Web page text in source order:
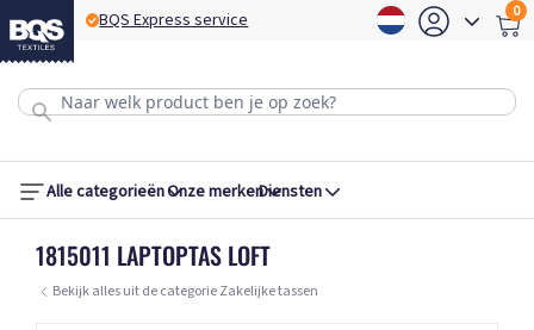
BQS Express service 0
Alle categorieënOnze merkenDiensten
1815011 LAPTOPTAS LOFT
Bekijk alles uit de categorie Zakelijke tassen